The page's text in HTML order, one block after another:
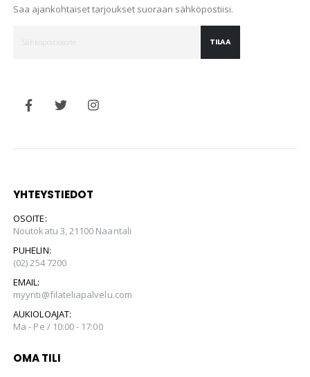
Saa ajankohtaiset tarjoukset suoraan sähköpostiisi.
TILAA
YHTEYSTIEDOT
OSOITE:
Noutokatu 3, 21100 Naantali
PUHELIN:
(02) 254 7200
EMAIL:
myynti@filateliapalvelu.com
AUKIOLOAJAT:
Ma - Pe / 10:00 - 17:00
OMA TILI